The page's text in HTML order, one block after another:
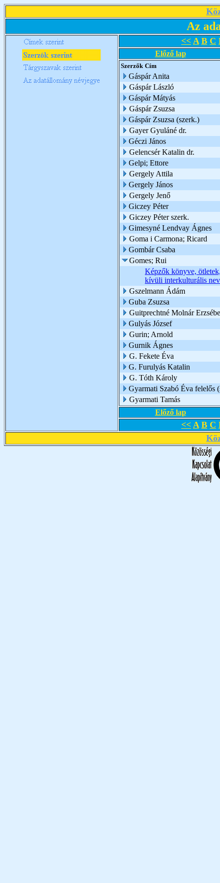
Az
<< A B C
Előző lap
Szerzők Cím
Gáspár Anita
Gáspár László
Gáspár Mátyás
Gáspár Zsuzsa
Gáspár Zsuzsa (szerk.)
Gayer Gyuláné dr.
Géczi János
Gelencsér Katalin dr.
Gelpi; Ettore
Gergely Attila
Gergely János
Gergely Jenő
Giczey Péter
Giczey Péter szerk.
Gimesyné Lendvay Ágnes
Goma i Carmona; Ricard
Gombár Csaba
Gomes; Rui
Képzők könyve,
kívüli interkulturális
Gszelmann Ádám
Guba Zsuzsa
Guitprechtné Molnár
Gulyás József
Gurin; Arnold
Gurnik Ágnes
G. Fekete Éva
G. Furulyás Katalin
G. Tóth Károly
Gyarmati Szabó Éva felelős
Gyarmati Tamás
Előző lap
<< A B C